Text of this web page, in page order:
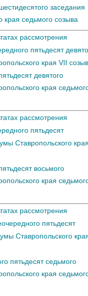
заседания
края седьмого созыва
рассмотрения
пятьдесят
края VII
девятого
края
рассмотрения
пятьдесят
Ставропольского
восьмого
края
рассмотрения
пятьдесят
Ставропольского
пятьдесят седьмого
края